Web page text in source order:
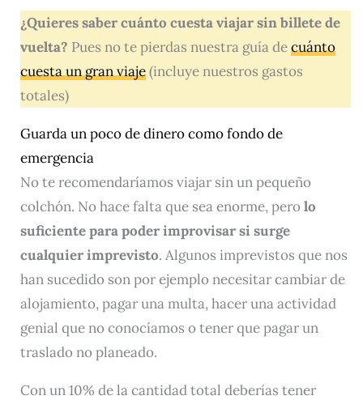
¿Quieres saber cuánto cuesta viajar sin billete de
vuelta? Pues no te pierdas nuestra guía decuánto
cuesta un gran viaje(incluye nuestros gastos
totales)
Guarda un poco de dinero como fondo de
emergencia
No te recomendaríamos viajar sin un pequeño
colchón. No hace falta que sea enorme, perolo
suficiente para poder improvisar si surge
cualquier imprevisto. Algunos imprevistos que nos
han sucedido son por ejemplo necesitar cambiar de
alojamiento, pagar una multa, hacer una actividad
genial que no conocíamos o tener que pagar un
traslado no planeado.
Con un 10% de la cantidad total deberías tener